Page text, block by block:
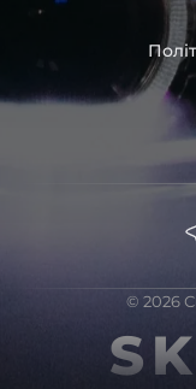
© 2026